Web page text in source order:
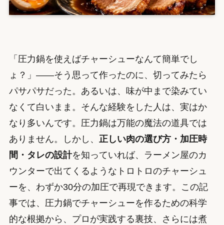
「圧力鍋を使えばチャーシューなんて簡単でし
ょ？」——そう思って作ったのに、切ってみたら
パサパサだった。あるいは、味が中まで染みてい
なくて白いまま。そんな経験をした人は、実はか
なり多いんです。圧力鍋は万能の魔法の道具では
ありません。しかし、 正しい肉の選び方・加圧時
間・タレの設計を知っていれば、ラーメン屋のカ
ウンターで出てくるようなトロトロのチャーシュ
ーを、わずか30分の加圧で再現できます。この記
事では、圧力鍋でチャーシューを作るための科学
的な根拠から、プロが実践する裏技、さらには煮